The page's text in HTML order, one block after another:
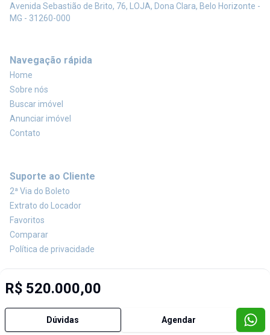
R$ 520.000,00
Dúvidas Agendar
Avenida Sebastião de Brito, 76, LOJA, Dona Clara, Belo Horizonte -
MG - 31260-000
Navegação rápida
Home
Sobre nós
Buscar imóvel
Anunciar imóvel
Contato
Suporte ao Cliente
2ª Via do Boleto
Extrato do Locador
Favoritos
Comparar
Política de privacidade
Selo de Tecnologia Loft